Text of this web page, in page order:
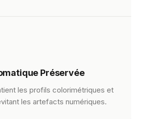
Préservée
les profils colorimétriques et
les artefacts numériques.